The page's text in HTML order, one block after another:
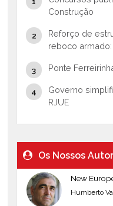
Construção
Reforço de
reboco
Ponte
Governo
RJUE
Os Nossos
New
Humberto